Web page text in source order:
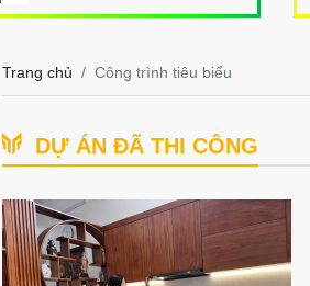
Trang chủ Công trình tiêu biểu
DỰ ÁN ĐÃ THI CÔNG